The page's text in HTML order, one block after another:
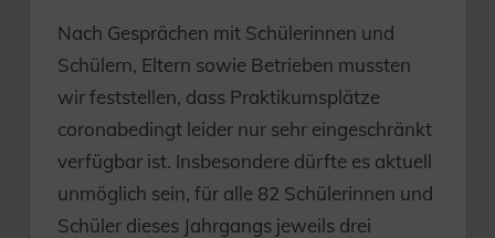
Nach Gesprächen mit Schülerinnen und
Schülern, Eltern sowie Betrieben mussten
wir feststellen, dass Praktikumsplätze
coronabedingt leider nur sehr eingeschränkt
verfügbar ist. Insbesondere dürfte es aktuell
unmöglich sein, für alle 82 Schülerinnen und
Schüler dieses Jahrgangs jeweils drei